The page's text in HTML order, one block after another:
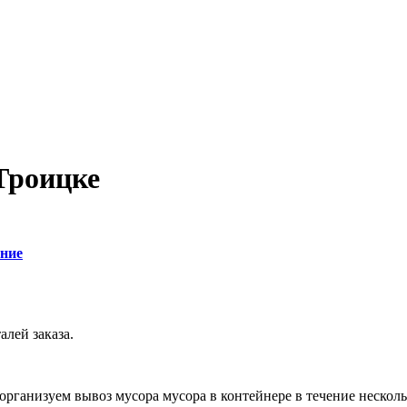
заказа.
вывоз мусора мусора в контейнере в течение